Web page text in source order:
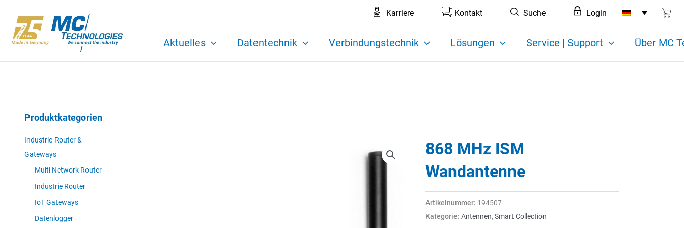
Inhalt
springen
Karriere Kontakt Suche Login
Aktuelles Datentechnik Verbindungstechnik Lösungen Service | Support Über MC
Produktkategorien
Industrie-Router &
Gateways
Multi Network Router
Industrie Router
IoT Gateways
Datenlogger
868 MHz ISM
Wandantenne
Artikelnummer: 194507
Kategorie: Antennen,Smart Collection